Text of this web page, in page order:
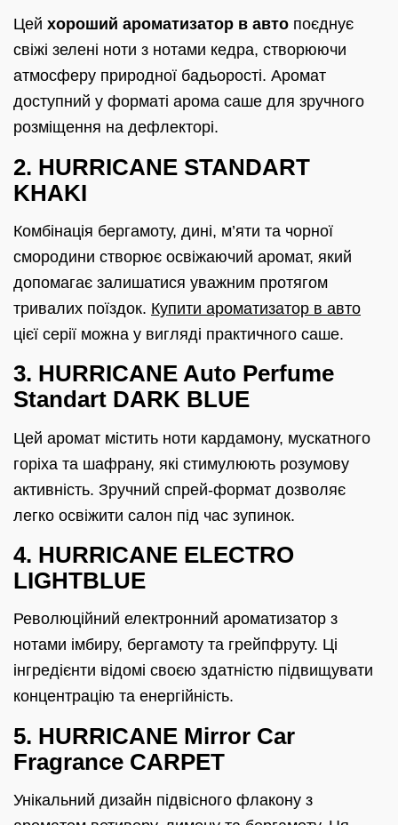
Цей хороший ароматизатор в авто поєднує
свіжі зелені ноти з нотами кедра, створюючи
атмосферу природної бадьорості. Аромат
доступний у форматі арома саше для зручного
розміщення на дефлекторі.
2. HURRICANE STANDART
KHAKI
Комбінація бергамоту, дині, м’яти та чорної
смородини створює освіжаючий аромат, який
допомагає залишатися уважним протягом
тривалих поїздок. Купити ароматизатор в авто
цієї серії можна у вигляді практичного саше.
3. HURRICANE Auto Perfume
Standart DARK BLUE
Цей аромат містить ноти кардамону, мускатного
горіха та шафрану, які стимулюють розумову
активність. Зручний спрей-формат дозволяє
легко освіжити салон під час зупинок.
4. HURRICANE ELECTRO
LIGHTBLUE
Революційний електронний ароматизатор з
нотами імбиру, бергамоту та грейпфруту. Ці
інгредієнти відомі своєю здатністю підвищувати
концентрацію та енергійність.
5. HURRICANE Mirror Car
Fragrance CARPET
Унікальний дизайн підвісного флакону з